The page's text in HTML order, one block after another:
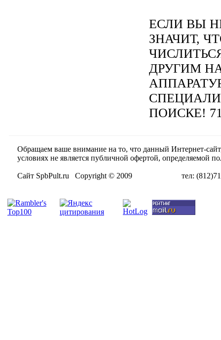
ЕСЛИ ВЫ
ЗНАЧИТ,
ДРУГИМ
ПОИСКЕ!
Обращаем ваше внимание на то, что данный Интернет-
условиях не является публичной офертой, определяемой
Сайт SpbPult.ru Copyright © 2009 тел: (812)716-